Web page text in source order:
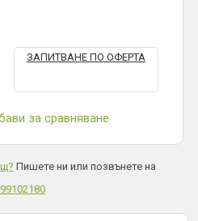
ЗАПИТВАНЕ ПО ОФЕРТА
за сравняване
Пишете ни или позвънете на